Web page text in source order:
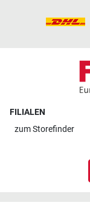
FILIALEN
zumStorefinder